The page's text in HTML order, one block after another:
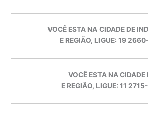
VOCÊ ESTA NA CIDADE DE
E REGIÃO, LIGUE: 19
VOCÊ ESTA NA CIDADE
E REGIÃO, LIGUE: 11